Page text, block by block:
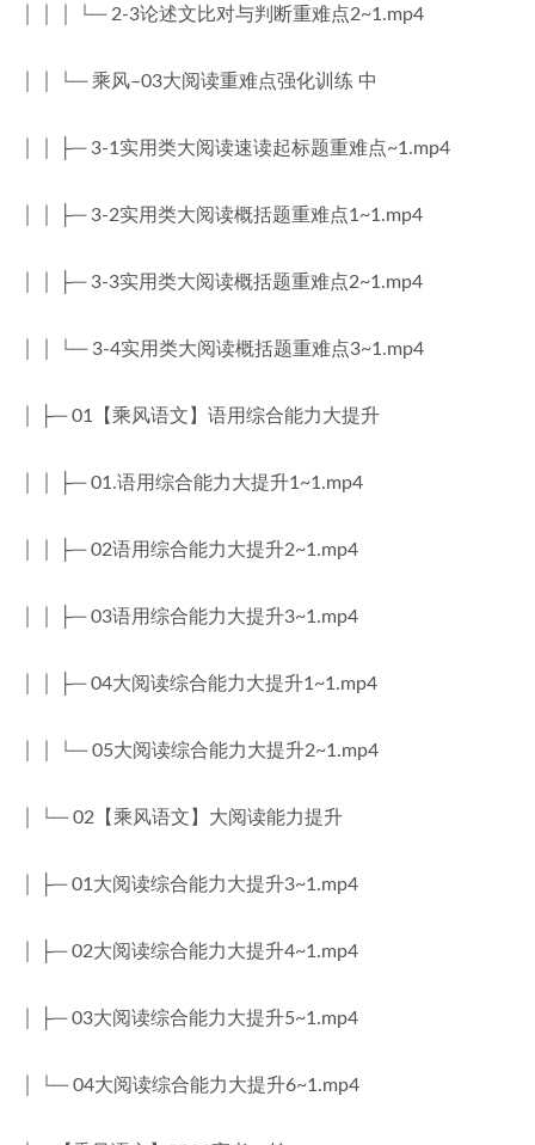
│ │ │ └─ 2-3论述文比对与判断重难点2~1.mp4
│ │ └─ 乘风–03大阅读重难点强化训练 中
│ │ ├─ 3-1实用类大阅读速读起标题重难点~1.mp4
│ │ ├─ 3-2实用类大阅读概括题重难点1~1.mp4
│ │ ├─ 3-3实用类大阅读概括题重难点2~1.mp4
│ │ └─ 3-4实用类大阅读概括题重难点3~1.mp4
│ ├─ 01【乘风语文】语用综合能力大提升
│ │ ├─ 01.语用综合能力大提升1~1.mp4
│ │ ├─ 02语用综合能力大提升2~1.mp4
│ │ ├─ 03语用综合能力大提升3~1.mp4
│ │ ├─ 04大阅读综合能力大提升1~1.mp4
│ │ └─ 05大阅读综合能力大提升2~1.mp4
│ └─ 02【乘风语文】大阅读能力提升
│ ├─ 01大阅读综合能力大提升3~1.mp4
│ ├─ 02大阅读综合能力大提升4~1.mp4
│ ├─ 03大阅读综合能力大提升5~1.mp4
│ └─ 04大阅读综合能力大提升6~1.mp4